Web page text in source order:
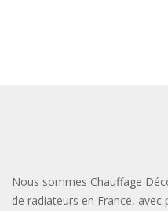
Nous sommes Chauffage
de radiateurs en France, avec